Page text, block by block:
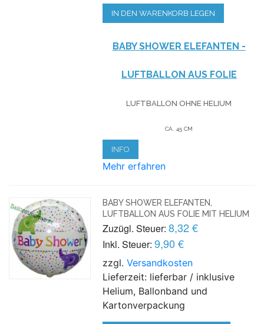
IN DEN WARENKORB LEGEN
BABY SHOWER ELEFANTEN -
LUFTBALLON AUS FOLIE
LUFTBALLON OHNE HELIUM
CA. 45 CM
INFO
Mehr erfahren
BABY SHOWER ELEFANTEN,
LUFTBALLON AUS FOLIE MIT HELIUM
Zuzügl. Steuer: 8,32 €
Inkl. Steuer: 9,90 €
zzgl.Versandkosten
Lieferzeit: lieferbar / inklusive
Helium, Ballonband und
Kartonverpackung